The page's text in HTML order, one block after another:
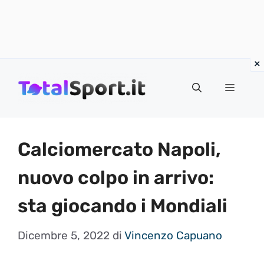
MENU
Calciomercato Napoli,
nuovo colpo in arrivo:
sta giocando i Mondiali
Dicembre 5, 2022 di Vincenzo Capuano